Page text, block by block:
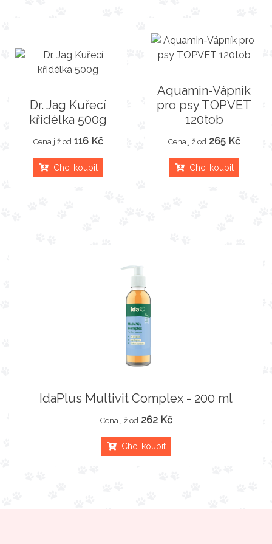
Dr. Jag Kuřecí
křidélka 500g
Cena již od 116 Kč
Chci koupit
Aquamin-Vápník
pro psy TOPVET
120tob
Cena již od 265 Kč
Chci koupit
IdaPlus Multivit Complex - 200 ml
Cena již od 262 Kč
Chci koupit